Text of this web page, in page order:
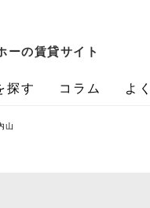
ーの賃貸サイト
探す コラム よ
山